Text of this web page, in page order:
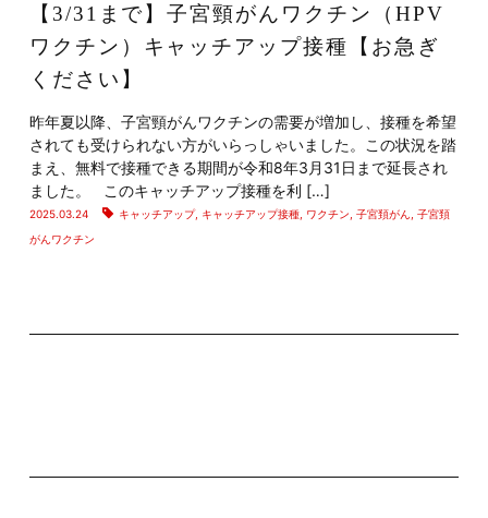
【3/31まで】子宮頸がんワクチン（HPV
ワクチン）キャッチアップ接種【お急ぎ
ください】
昨年夏以降、子宮頸がんワクチンの需要が増加し、接種を希望
されても受けられない方がいらっしゃいました。この状況を踏
まえ、無料で接種できる期間が令和8年3月31日まで延長され
ました。 このキャッチアップ接種を利 […]
2025.03.24 キャッチアップ, キャッチアップ接種, ワクチン 子宮頚がん 子宮頚
がんワクチン